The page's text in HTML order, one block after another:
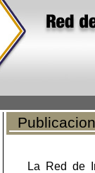
La Red de